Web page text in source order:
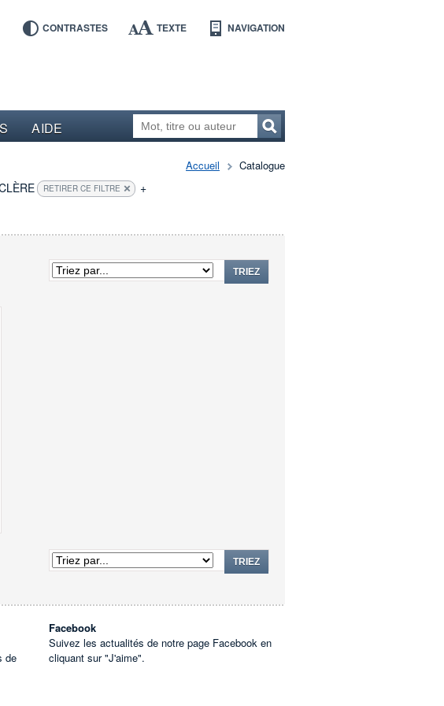
CONTRASTES TEXTE NAVIGATION
AIDE
Accueil Catalogue
RETIRER CE FILTRE
+
TRIEZ
TRIEZ
de
Facebook
Suivez les actualités de notre page Facebook en
cliquant sur "J'aime".